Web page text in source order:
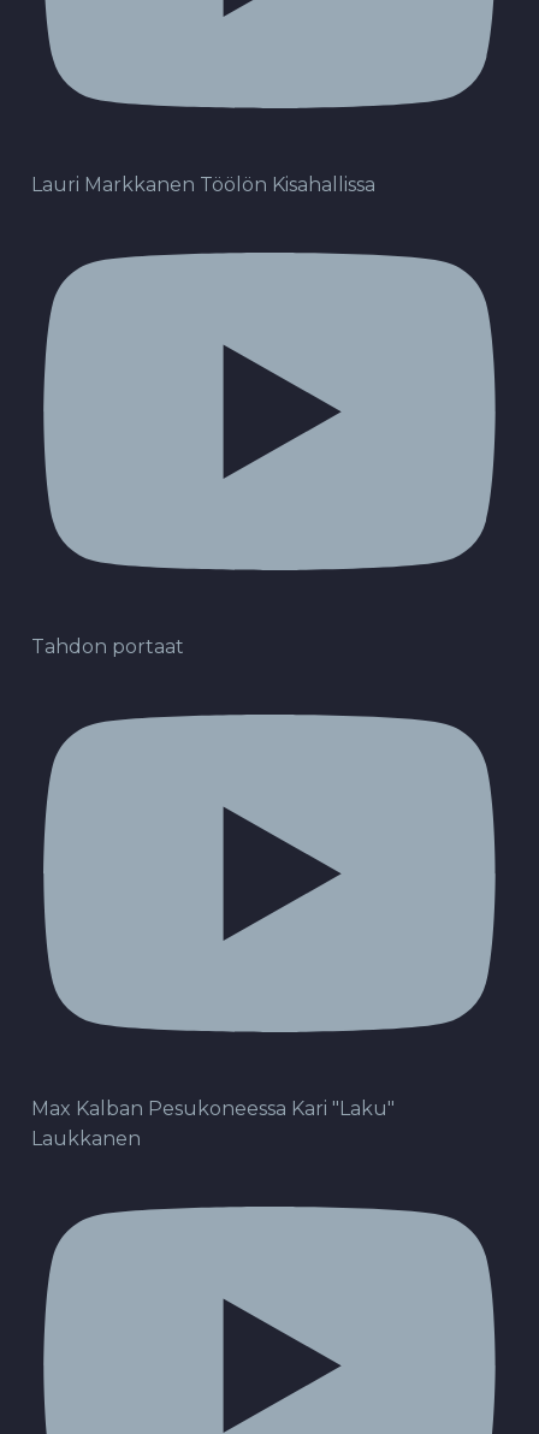
Lauri Markkanen Töölön Kisahallissa
Tahdon portaat
Max Kalban Pesukoneessa Kari "Laku"
Laukkanen